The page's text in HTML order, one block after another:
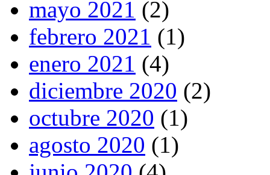
mayo 2021 (2)
febrero 2021 (1)
enero 2021 (4)
diciembre 2020 (2)
octubre 2020 (1)
agosto 2020 (1)